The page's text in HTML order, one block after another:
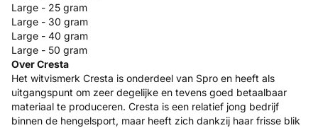
Large - 25 gram
Large - 30 gram
Large - 40 gram
Large - 50 gram
Over Cresta
Het witvismerk Cresta is onderdeel van Spro en heeft als
uitgangspunt om zeer degelijke en tevens goed betaalbaar
materiaal te produceren. Cresta is een relatief jong bedrijf
binnen de hengelsport, maar heeft zich dankzij haar frisse blik